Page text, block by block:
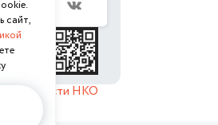
НКО
сайт,